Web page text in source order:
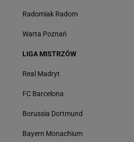
Radomiak Radom
Warta Poznań
LIGA MISTRZÓW
Real Madryt
FC Barcelona
Borussia Dortmund
Bayern Monachium